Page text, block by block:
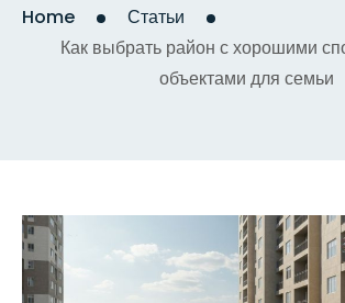
Home
Статьи
Как выбрать район с хорошими
объектами для семьи